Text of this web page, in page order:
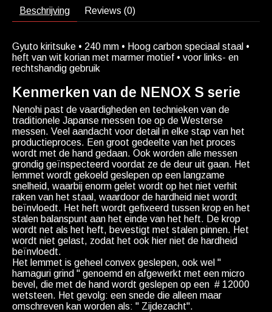
Beschrijving Reviews (0)
Gyuto kiritsuke • 240 mm • Hoog carbon speciaal staal •
heft van wit korian met marmer motief • voor links- en
rechtshandig gebruik
Kenmerken van de NENOX S serie
Nenohi past de vaardigheden en technieken van de
traditionele Japanse messen toe op de Westerse
messen. Veel aandacht voor detail in elke stap van het
productieproces. Een groot gedeelte van het proces
wordt met de hand gedaan. Ook worden alle messen
grondig geïnspecteerd voordat ze de deur uit gaan. Het
lemmet wordt gekoeld geslepen op een langzame
snelheid, waarbij enorm gelet wordt op het niet verhit
raken van het staal, waardoor de hardheid niet wordt
beïnvloedt. Het heft wordt gefixeerd tussen krop en het
stalen balanspunt aan het einde van het heft. De krop
wordt net als het heft, bevestigt met stalen pinnen. Het
wordt niet gelast, zodat het ook hier niet de hardheid
beïnvloedt.
Het lemmet is geheel convex geslepen, ook wel "
hamaguri grind " genoemd en afgewerkt met een micro
bevel, die met de hand wordt geslepen op een # 12000
wetsteen. Het gevolg: een snede die alleen maar
omschreven kan worden als: " Zijdezacht".